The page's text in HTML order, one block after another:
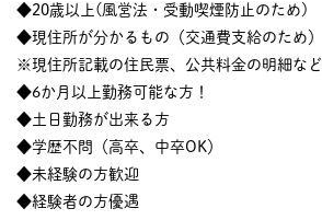
◆20歳以上(風営法・受動喫煙防止のため)
◆現住所が分かるもの（交通費支給のため）
※現住所記載の住民票、公共料金の明細など
◆6か月以上勤務可能な方！
◆土日勤務が出来る方
◆学歴不問（高卒、中卒OK）
◆未経験の方歓迎
◆経験者の方優遇